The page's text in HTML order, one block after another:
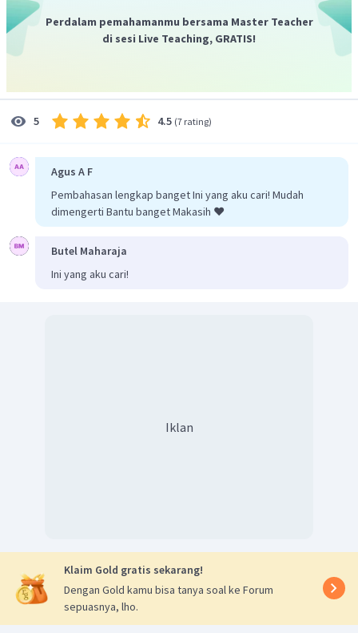
Dengan demikian, maka jawaban yang tepat adalah C.
Perdalam pemahamanmu bersama Master Teacher
di sesi Live Teaching, GRATIS!
5 4.5 (7 rating)
Agus A F
Pembahasan lengkap banget Ini yang aku cari! Mudah
dimengerti Bantu banget Makasih ❤️
Butel Maharaja
Ini yang aku cari!
Iklan
Klaim Gold gratis sekarang!
Dengan Gold kamu bisa tanya soal ke Forum
sepuasnya, lho.